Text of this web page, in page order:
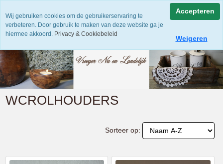
WCROLHOUDERS
Sorteer op:
Wij gebruiken cookies om de gebruikerservaring te
verbeteren. Door gebruik te maken van deze website ga je
hiermee akkoord. Privacy & Cookiebeleid
Accepteren
Weigeren